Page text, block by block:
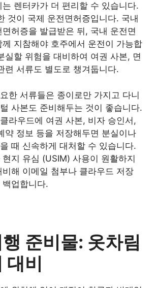
렌터카가 더 편리할 수 있습니다.
것이 국제 운전면허증입니다. 국내
허증을 발급받은 뒤, 국내 운전면
지참해야 호주에서 운전이 가능합
실할 위험을 대비하여 여권 사본, 면
련 서류도 별도로 챙겨둡니다.
한 서류들은 종이로만 가지고 다니
사본도 준비해두는 것이 좋습니다.
라우드에 여권 사본, 비자 승인서,
약 정보 등을 저장해두면 분실이나
때 신속하게 대처할 수 있습니다.
지 유심 (USIM) 사용이 원활하지
해 이메일 첨부나 클라우드 저장
업합니다.
준비물: 옷차림
대비